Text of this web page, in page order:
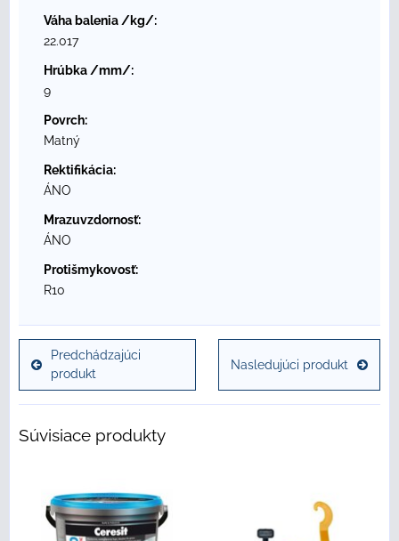
Váha balenia /kg/:
22.017
Hrúbka /mm/:
9
Povrch:
Matný
Rektifikácia:
ÁNO
Mrazuvzdornosť:
ÁNO
Protišmykovosť:
R10
Predchádzajúci
produkt
Nasledujúci produkt
Súvisiace produkty